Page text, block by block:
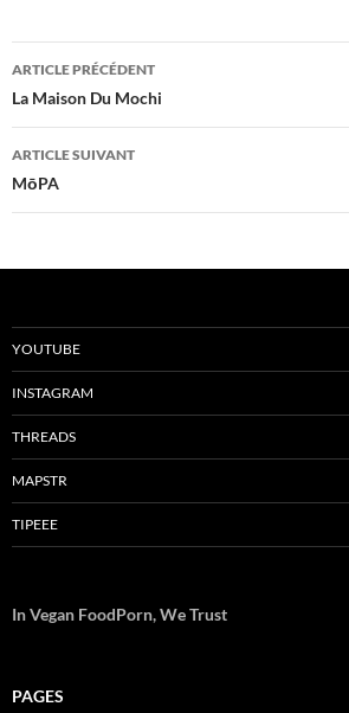
Navigation
des
articles
ARTICLE PRÉCÉDENT
La Maison Du Mochi
ARTICLE SUIVANT
MōPA
YOUTUBE
INSTAGRAM
THREADS
MAPSTR
TIPEEE
In Vegan FoodPorn, We Trust
PAGES